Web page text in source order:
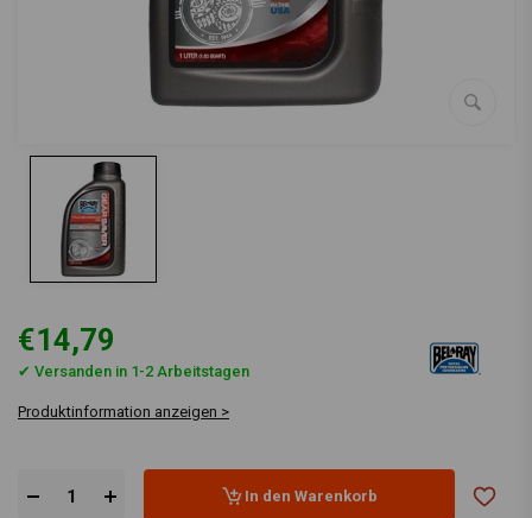
€14,79
✔ Versanden in 1-2 Arbeitstagen
Produktinformation anzeigen >
In den Warenkorb